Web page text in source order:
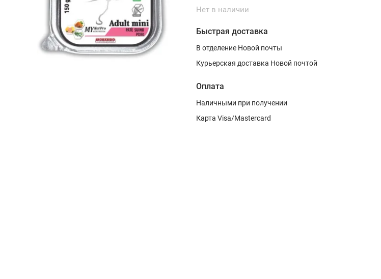
Нет в наличии
Быстрая доставка
В отделение Новой почты
Курьерская доставка Новой почтой
Оплата
Наличными при получении
Карта Visa/Mastercard